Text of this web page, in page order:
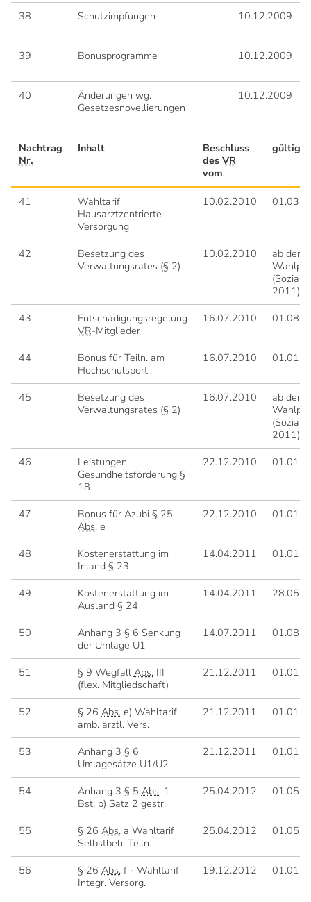
38 Schutzimpfungen 10.12.2009
39 Bonusprogramme 10.12.2009
40
Änderungen wg.
Gesetzesnovellierungen
10.12.2009
Nachtrag
Nr.
Inhalt
Beschluss
des VR
vom
gültig
41
Wahltarif
Hausarztzentrierte
Versorgung
10.02.2010
42
Besetzung des
Verwaltungsrates (§ 2)
10.02.2010
ab der
2011)
43
Entschädigungsregelung
VR-Mitglieder
16.07.2010
44
Bonus für Teiln. am
Hochschulsport
16.07.2010
45
Besetzung des
Verwaltungsrates (§ 2)
16.07.2010
ab der
2011)
46
Leistungen
Gesundheitsförderung §
18
22.12.2010
47
Bonus für Azubi § 25
Abs.e
22.12.2010
48
Kostenerstattung im
Inland § 23
14.04.2011
49
Kostenerstattung im
Ausland § 24
14.04.2011
50
Anhang 3 § 6 Senkung
der Umlage U1
14.07.2011
51 § 9 Wegfall Abs.III
(flex. Mitgliedschaft)
21.12.2011
52 § 26 Abs.e) Wahltarif
amb. ärztl. Vers.
21.12.2011
53
Anhang 3 § 6
Umlagesätze U1/U2
21.12.2011
54 Anhang 3 § 5 Abs.1
Bst. b) Satz 2 gestr.
25.04.2012
55 § 26 Abs.a Wahltarif
Selbstbeh. Teiln.
25.04.2012
56 § 26 Abs.f - Wahltarif
Integr. Versorg.
19.12.2012